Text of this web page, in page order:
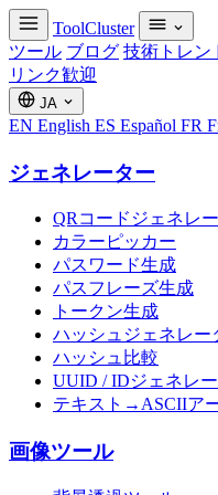
ToolCluster
ツール ブログ 技術トレン
リンク歓迎
JA
EN English ES Español FR
ジェネレーター
QRコードジェネレ
カラーピッカー
パスワード生成
パスフレーズ生成
トークン生成
ハッシュジェネレー
ハッシュ比較
UUID / IDジェネレ
テキスト→ASCIIア
画像ツール